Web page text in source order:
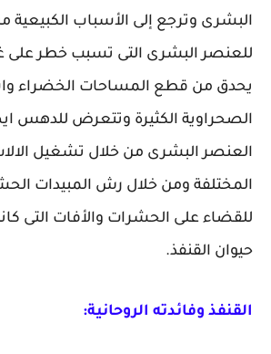
البشرى وترجع إلى الأسباب الكبيعية
للعنصر البشرى التى تسبب خطر على
يحدق من قطع المساحات الخضراء
الصحراوية الكثيرة وتتعرض للدهس
العنصر البشرى من خلال تشغيل
المختلفة ومن خلال رش المبيدات
للقضاء على الحشرات والأفات التى
حيوان القنفذ.
القنفذ وفائدته الروحانية: